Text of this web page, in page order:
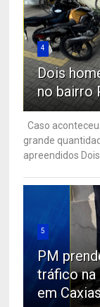
4
Dois
no bairro
Caso
grande
apreendidos
5
PM
tráfico na
em